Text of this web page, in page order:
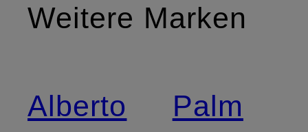
Weitere Marken
Alberto
Palm